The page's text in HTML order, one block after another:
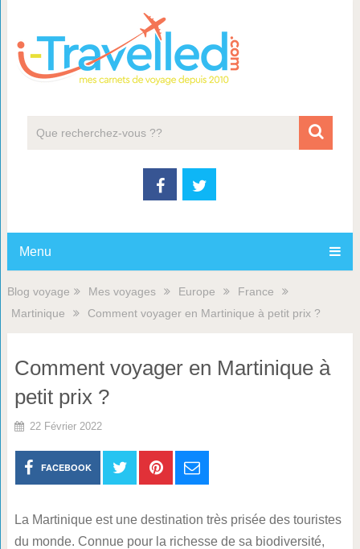
Menu
Blog voyage Mes voyages Europe
France
Martinique
Comment voyager en Martinique à petit prix ?
Comment voyager en Martinique à
petit prix ?
22 Février 2022
FACEBOOK
La Martinique est une destination très prisée des touristes
du monde. Connue pour la richesse de sa biodiversité,